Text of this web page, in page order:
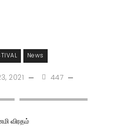
News
2021 447
விரதம்